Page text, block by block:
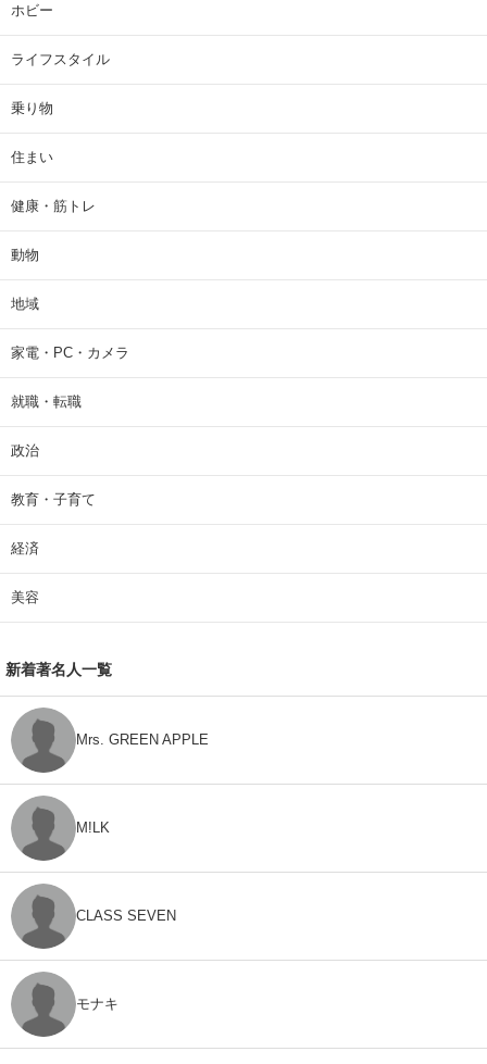
ホビー
ライフスタイル
乗り物
住まい
健康・筋トレ
動物
地域
家電・PC・カメラ
就職・転職
政治
教育・子育て
経済
美容
新着著名人一覧
Mrs. GREEN APPLE
M!LK
CLASS SEVEN
モナキ